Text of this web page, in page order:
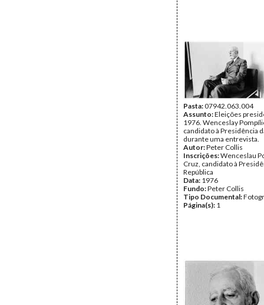
Pasta:07942.063.004
Assunto:Eleições
1976. Wenceslay
candidato à Presidência
durante uma entrevista.
Autor:Peter Collis
Inscrições:Wenceslau
Cruz, candidato à
República
Data: 1976
Fundo:Peter Collis
Tipo Documental:
Página(s): 1